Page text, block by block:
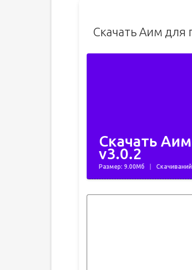
Скачать Аим для
Скачать
v3.0.2
Размер: 9.00Мб